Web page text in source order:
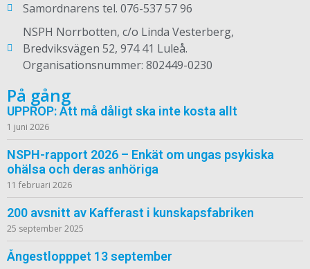
Samordnarens tel. 076-537 57 96
NSPH Norrbotten, c/o Linda Vesterberg,
Bredviksvägen 52, 974 41 Luleå.
Organisationsnummer: 802449-0230
På gång
UPPROP: Att må dåligt ska inte kosta allt
1 juni 2026
NSPH-rapport 2026 – Enkät om ungas psykiska
ohälsa och deras anhöriga
11 februari 2026
200 avsnitt av Kafferast i kunskapsfabriken
25 september 2025
Ångestlopppet 13 september